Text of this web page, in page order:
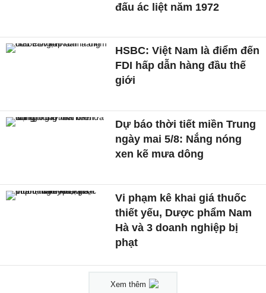
đấu ác liệt năm 1972
HSBC: Việt Nam là điểm đến
FDI hấp dẫn hàng đầu thế
giới
Dự báo thời tiết miền Trung
ngày mai 5/8: Nắng nóng
xen kẽ mưa dông
Vi phạm kê khai giá thuốc
thiết yếu, Dược phẩm Nam
Hà và 3 doanh nghiệp bị
phạt
Xem thêm